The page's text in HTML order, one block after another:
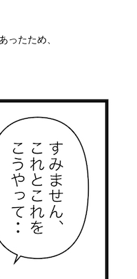
ったため、